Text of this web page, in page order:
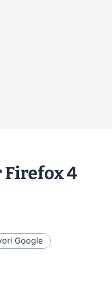
Firefox 4
Google